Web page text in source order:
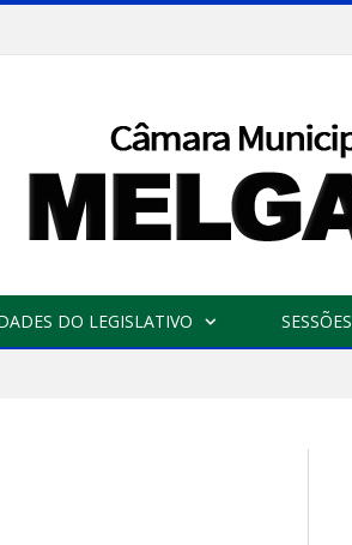
DO LEGISLATIVO SESSÕES